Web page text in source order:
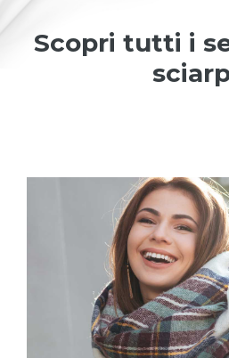
Scopri tutti i